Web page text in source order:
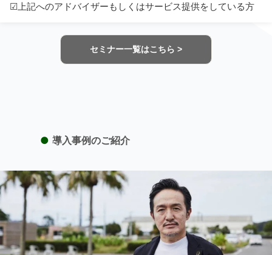
☑︎上記へのアドバイザーもしくはサービス提供をしている方
セミナー一覧はこちら >
● 導入事例のご紹介